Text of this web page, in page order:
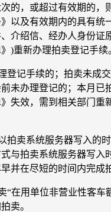
的，或超过有效期的，
以及有效期内的具有统
介绍信、经办人身份证
)重新办理拍卖登记手续
登记手续的；拍卖未成
未办理登记的；本月已
失效，需到相关部门重
拍卖系统服务器写入的
式与拍卖系统服务器写入
并在尽短的时间内完成
“在用单位非营业性客车
卖。